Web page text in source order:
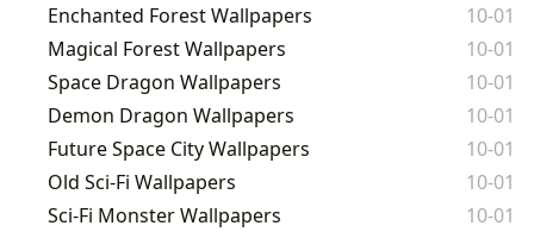
Enchanted Forest Wallpapers
10-01
Magical Forest Wallpapers
10-01
Space Dragon Wallpapers
10-01
Demon Dragon Wallpapers
10-01
Future Space City Wallpapers
10-01
Old Sci-Fi Wallpapers
10-01
Sci-Fi Monster Wallpapers
10-01